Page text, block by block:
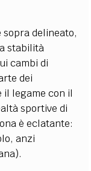
sopra delineato,
stabilità
cambi di
dei
legame con il
sportive di
è eclatante:
anzi